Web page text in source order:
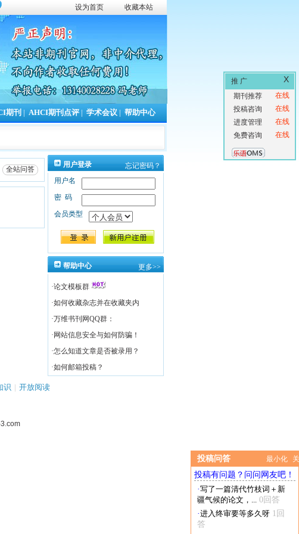
设为首页 收藏本站
期刊 AHCI期刊点评 学术会议 帮助中心
投稿问答 最小化
投稿有问题？问问网友吧！
·写了一篇清代竹枝词＋新
疆气候的论文，... 0回答
·进入终审要等多久呀 1回
答
全站问答
用户登录
忘记密码？
用户名
密码
会员类型
帮助中心 更多>>
·论文模板群
·如何收藏杂志并在收藏夹内
·万维书刊网QQ群：
· 网站信息安全与如何防骗！
·怎么知道文章是否被录用？
·如何邮箱投稿？
识 | 开放阅读
X
推 广
在线
期刊推荐
在线
投稿咨询
在线
进度管理
在线
免费咨询